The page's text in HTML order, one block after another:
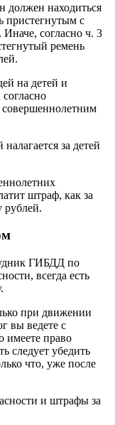
должен находиться
пристегнутым с
согласно ч. 3
ремень
на детей и
совершеннолетним
за детей
штраф, как за
рублей.
ГИБДД по
всегда есть
при движении
вы ведете с
имеете право
следует убедить
что, уже после